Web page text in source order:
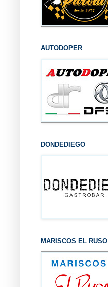
AUTODOPER
DONDEDIEGO
MARISCOS EL RUSO